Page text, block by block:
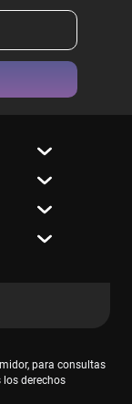
para consultas
derechos